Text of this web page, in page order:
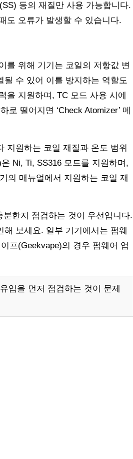
등의 재질만 사용 가능합니다.
도 오류가 발생할 수 있습니다.
를 위해 기기는 코일의 저항값 변
수 있어 이를 방지하는 역할도
을 지원하며, TC 모드 사용 시에
떨어지면 ‘Check Atomizer’ 메
지원하는 코일 재질과 온도 범위
Ni, Ti, SS316 모드를 지원하며,
의 매뉴얼에서 지원하는 코일 재
한지 점검하는 것이 우선입니다.
보세요. 일부 기기에서는 펌웨
프(Geekvape)의 경우 펌웨어 업
입을 먼저 점검하는 것이 문제